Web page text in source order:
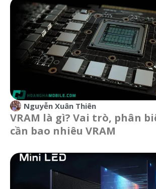
Nguyễn Xuân Thiên
VRAM là gì? Vai trò, phân
cần bao nhiêu VRAM